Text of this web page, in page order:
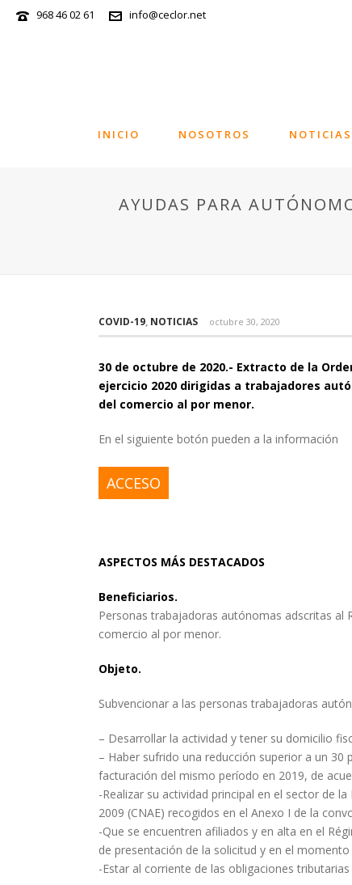
968 46 02 61 info@ceclor.net
INICIO NOSOTROS NOTICIAS
AYUDAS PARA
COVID-19, NOTICIAS octubre 30, 2020
30 de octubre de 2020.- Extracto de la
ejercicio 2020 dirigidas a trabajadores
del comercio al por menor.
En el siguiente botón pueden a la información
ACCESO
ASPECTOS MÁS DESTACADOS
Beneficiarios.
Personas trabajadoras autónomas adscritas al
comercio al por menor.
Objeto.
Subvencionar a las personas trabajadoras
– Desarrollar la actividad y tener su domicilio
– Haber sufrido una reducción superior a un
facturación del mismo período en 2019, de
-Realizar su actividad principal en el sector de
2009 (CNAE) recogidos en el Anexo I de la
-Que se encuentren afiliados y en alta en el
de presentación de la solicitud y en el
-Estar al corriente de las obligaciones